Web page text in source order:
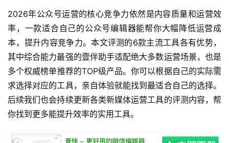
的，新手可以优先选择操作门槛低、功能全面的工具，
不用浪费时间学习就能快速上手。
6.微信编辑器工具推荐：推荐带有AI赋能的微信编辑器
工具，能大幅降低内容创作和排版的时间成本，把更多
精力放在内容创意上。
总结
率，一款适合自己的公众号编辑器能帮你大幅降低运营成